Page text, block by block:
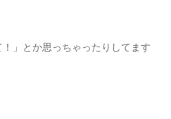
」とか思っちゃったりしてます